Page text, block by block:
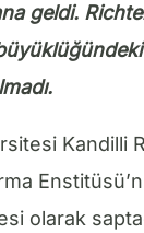
geldi.
Kandilli
olarak